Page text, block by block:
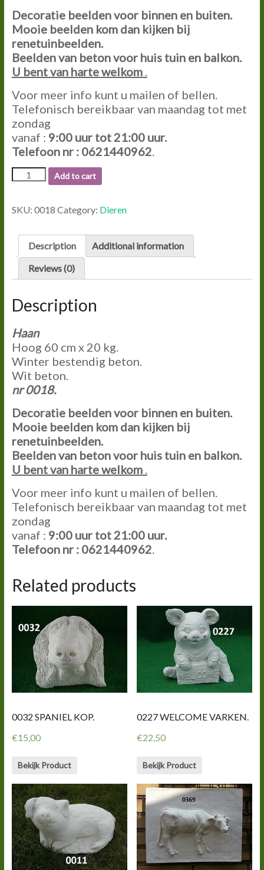
Decoratie beelden voor binnen en buiten.
Mooie beelden kom dan kijken bij
renetuinbeelden.
Beelden van beton voor huis tuin en balkon.
U bent van harte welkom.
Voor meer info kunt u mailen of bellen.
Telefonisch bereikbaar van maandag tot met
zondag
vanaf : 9:00uur tot21:00uur.
Telefoon nr : 0621440962.
0018
HAAN.
Add to cart
SKU: 0018 Category: Dieren
Description
Additional information
Reviews (0)
Description
Haan
Hoog 60 cm x 20 kg.
Winter bestendig beton.
Wit beton.
nr 0018.
Decoratie beelden voor binnen en buiten.
Mooie beelden kom dan kijken bij
renetuinbeelden.
Beelden van beton voor huis tuin en balkon.
U bent van harte welkom.
Voor meer info kunt u mailen of bellen.
Telefonisch bereikbaar van maandag tot met
zondag
vanaf : 9:00uur tot21:00uur.
Telefoon nr : 0621440962.
Related products
0032 SPANIEL KOP.
€15,00
Bekijk Product
0227 WELCOME VARKEN.
€22,50
Bekijk Product